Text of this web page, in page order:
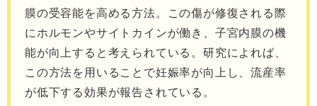
膜の受容能を高める方法。この傷が修復される際
にホルモンやサイトカインが働き、子宮内膜の機
能が向上すると考えられている。研究によれば、
この方法を用いることで妊娠率が向上し、流産率
が低下する効果が報告されている。